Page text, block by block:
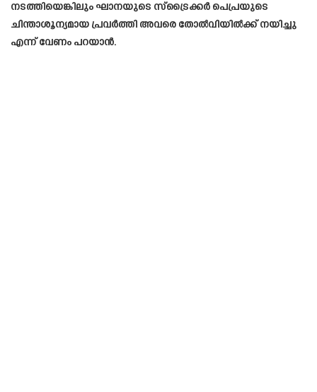
നടത്തിയെങ്കിലും ഘാനയുടെ സ്‌ട്രൈക്കർ പെപ്രയുടെ
ചിന്താശൂന്യമായ പ്രവർത്തി അവരെ തോൽവിയിൽക്ക് നയിച്ചു
എന്ന് വേണം പറയാൻ.